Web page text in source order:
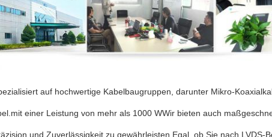
auf hochwertige Kabelbaugruppen, darunter Mikro-
einer Leistung von mehr als 1000 WWir bieten auch
und Zuverlässigkeit zu gewährleisten.Egal, ob Sie nach LVDS-